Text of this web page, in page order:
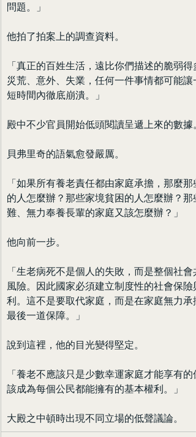
問題。」
他拍了拍案上的調查資料。
「真正的百姓生活，遠比你們描述的脆弱得
災荒、意外、失業，任何一件事情都可能讓
短時間內徹底崩潰。」
殿中不少官員開始低頭閱讀呈遞上來的數據。
貝弗里奇的語氣愈發嚴厲。
「如果所有養老責任都由家庭承擔，那麼那
的人怎麼辦？那些家境貧困的人怎麼辦？那
難、無力奉養長輩的家庭又該怎麼辦？」
他向前一步。
「生老病死不是個人的失敗，而是整個社會
風險。因此國家必須建立制度性的社會保險
利。這不是要取代家庭，而是在家庭無力承
最後一道保障。」
說到這裡，他的目光變得堅定。
「養老不應該只是少數幸運家庭才能享有的
該成為每個公民都能擁有的基本權利。」
大殿之中頓時出現不同立場的低聲議論。